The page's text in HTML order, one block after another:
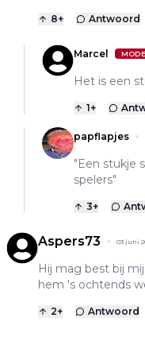
8+ Antwoord
Marcel
Het is een
1+
papflapjes
"Een stukje
spelers"
3+
Aspers73 03 juni
Hij mag best bij
hem 's ochtends
2+ Antwoord